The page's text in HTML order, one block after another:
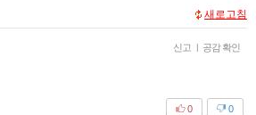
새로고침
신고 | 공감 확인
0
0